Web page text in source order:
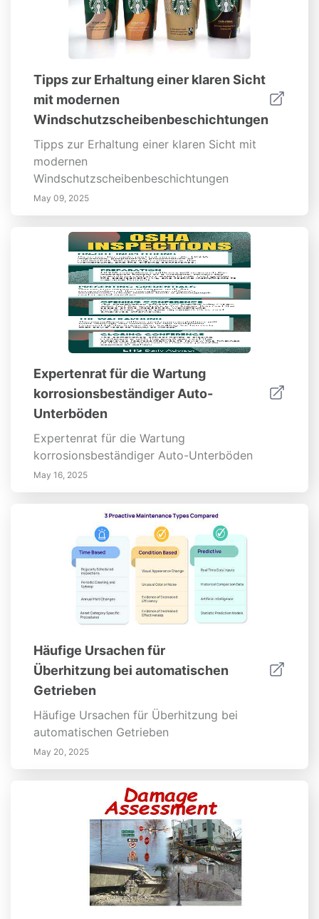
Tipps zur Erhaltung einer klaren Sicht
mit modernen
Windschutzscheibenbeschichtungen
Tipps zur Erhaltung einer klaren Sicht mit
modernen
Windschutzscheibenbeschichtungen
May 09, 2025
Expertenrat für die Wartung
korrosionsbeständiger Auto-
Unterböden
Expertenrat für die Wartung
korrosionsbeständiger Auto-Unterböden
May 16, 2025
Häufige Ursachen für
Überhitzung bei automatischen
Getrieben
Häufige Ursachen für Überhitzung bei
automatischen Getrieben
May 20, 2025